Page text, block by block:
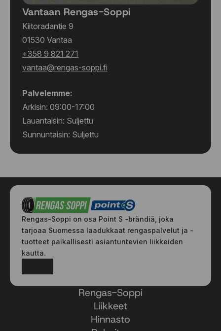
Vantaan Rengas-Soppi
Kiitoradantie 9
01530 Vantaa
+358 9 821 271
vantaa@rengas-soppi.fi
Palvelemme:
Arkisin: 09:00-17:00
Lauantaisin: Suljettu
Sunnuntaisin: Suljettu
Rengas-Soppi on osa Point S -brändiä, joka
tarjoaa Suomessa laadukkaat rengaspalvelut ja -
tuotteet paikallisesti asiantuntevien liikkeiden
kautta.
Rengas-Soppi
Liikkeet
Hinnasto